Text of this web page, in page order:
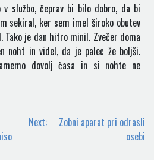
službo, čeprav bi bilo dobro, da bi
sekiral, ker sem imel široko obutev
Tako je dan hitro minil. Zvečer doma
noht in videl, da je palec že boljši.
dovolj časa in si nohte ne
Next:
Zobni aparat pri odrasli
osebi